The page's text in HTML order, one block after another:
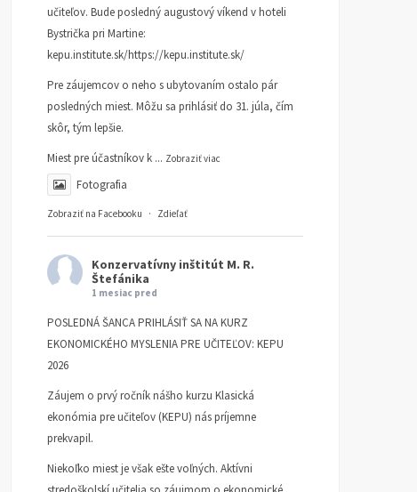
učiteľov. Bude posledný augustový víkend v hoteli
Bystrička pri Martine:
kepu.institute.sk/https://kepu.institute.sk/
Pre záujemcov o neho s ubytovaním ostalo pár
posledných miest. Môžu sa prihlásiť do 31. júla, čím
skôr, tým lepšie.
Miest pre účastníkov k ... Zobraziť viac
Fotografia
Zobraziť na Facebooku · Zdieľať
Konzervatívny inštitút M. R.
Štefánika
1 mesiac pred
POSLEDNÁ ŠANCA PRIHLÁSIŤ SA NA KURZ
EKONOMICKÉHO MYSLENIA PRE UČITEĽOV: KEPU
2026
Záujem o prvý ročník nášho kurzu Klasická
ekonómia pre učiteľov (KEPU) nás príjemne
prekvapil.
Niekoľko miest je však ešte voľných. Aktívni